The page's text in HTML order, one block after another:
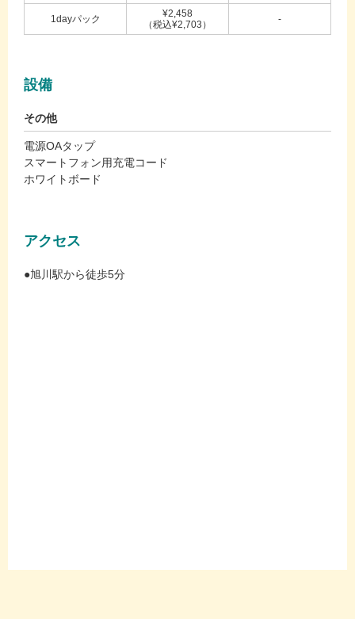
1dayパック
¥2,458
（税込¥2,703）
-
設備
その他
電源OAタップ
スマートフォン用充電コード
ホワイトボード
アクセス
●旭川駅から徒歩5分